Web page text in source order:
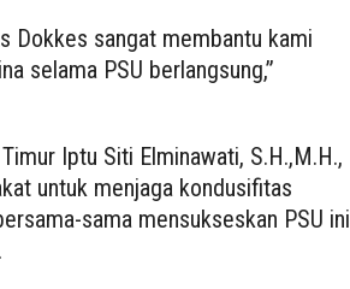
Dokkes sangat membantu kami
selama PSU berlangsung,”
Iptu Siti Elminawati, S.H.,M.H.,
untuk menjaga kondusifitas
sama mensukseskan PSU ini